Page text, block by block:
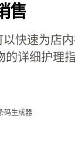
售
快速为店
详细护理指
码生成器